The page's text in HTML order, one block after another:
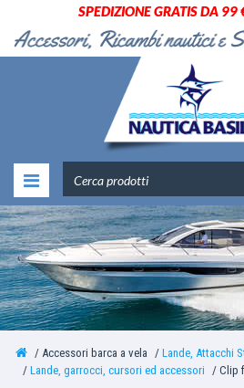
SPEDIZIONE GRATIS DA
Accessori barca a vela
Lande, Attacchi
Lande, garrocci, cursori ed accessori
Clip